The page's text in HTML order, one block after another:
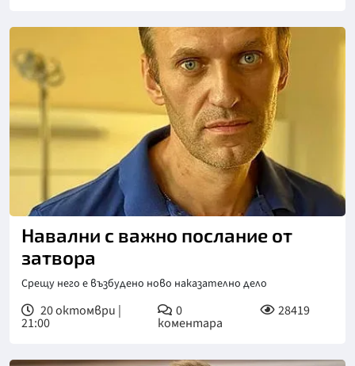
Навални с важно послание от
затвора
Срещу него е възбудено ново наказателно дело
20 октомври |
21:00
0
коментара
28419